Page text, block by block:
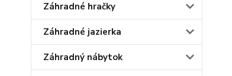
Záhradné hračky
Záhradné jazierka
Záhradný nábytok